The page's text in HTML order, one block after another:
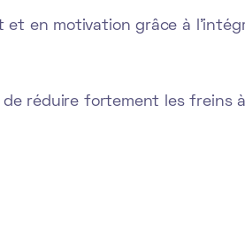
et en motivation grâce à
réduire fortement les freins